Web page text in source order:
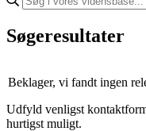
Søgeresultater
Beklager, vi fandt ingen
Udfyld venligst
hurtigst muligt.